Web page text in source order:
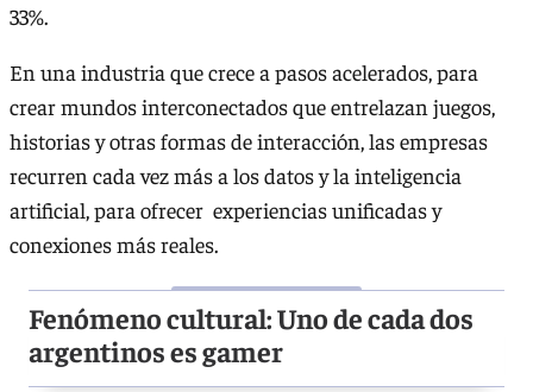
33%.
En una industria que crece a pasos acelerados, para
crear mundos interconectados que entrelazan juegos,
historias y otras formas de interacción, las empresas
recurren cada vez más a los datos y la inteligencia
artificial, para ofrecer experiencias unificadas y
conexiones más reales.
Fenómeno cultural: Uno de cada dos
argentinos es gamer